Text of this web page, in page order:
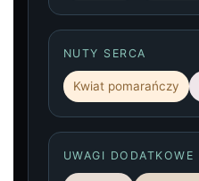
NUTY SERCA
Kwiat pomarańczy
UWAGI DODATKOWE